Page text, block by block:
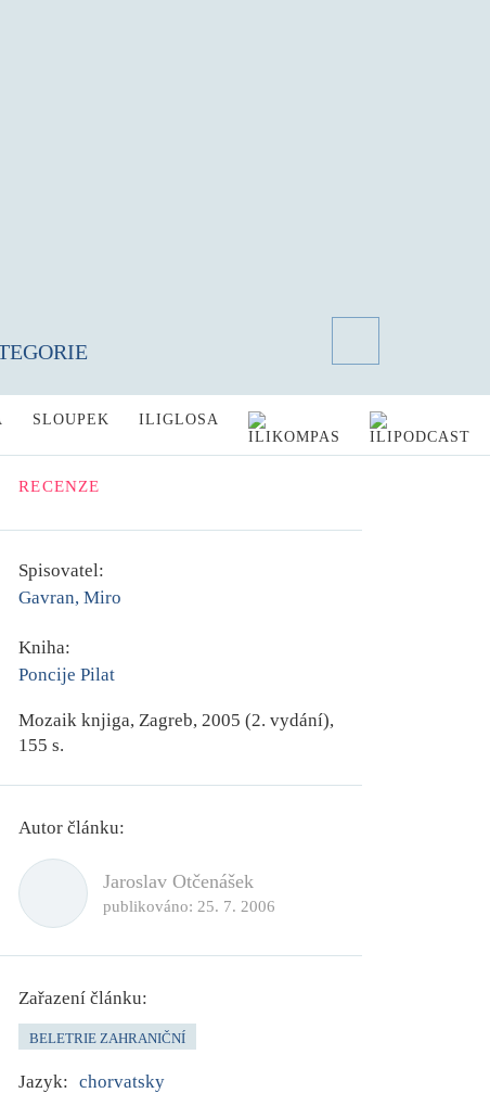
SLOUPEK ILIGLOSA
RECENZE
Spisovatel:
Gavran, Miro
Kniha:
Poncije Pilat
Mozaik knjiga, Zagreb, 2005 (2. vydání),
155 s.
Autor článku:
Jaroslav Otčenášek
publikováno: 25. 7. 2006
Zařazení článku:
BELETRIE ZAHRANIČNÍ
Jazyk: chorvatsky